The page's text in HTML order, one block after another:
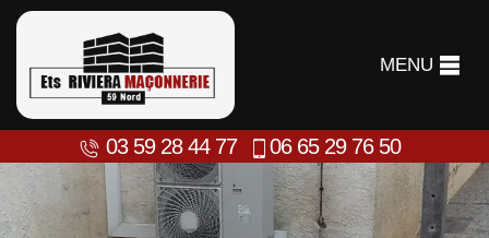
MENU
03 59 28 44 77 06 65 29 76 50